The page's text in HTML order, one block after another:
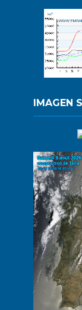
IMAGEN